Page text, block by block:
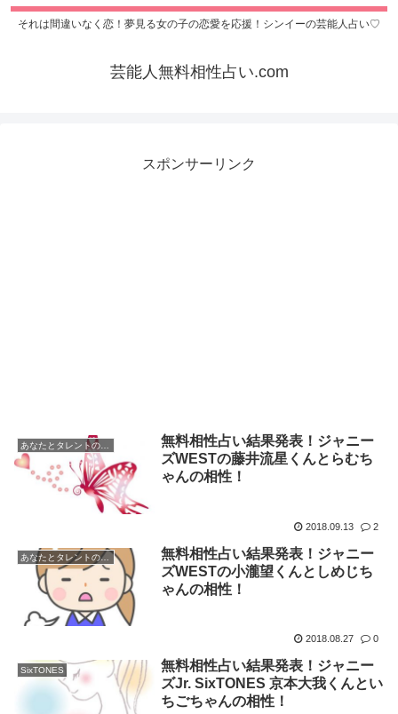
それは間違いなく恋！夢見る女の子の恋愛を応援！シンイーの芸能人占い♡
芸能人無料相性占い.com
スポンサーリンク
あなたとタレントの無料相性占い発表！
無料相性占い結果発表！ジャニー
ズWESTの藤井流星くんとらむち
ゃんの相性！
2018.09.13 2
あなたとタレントの無料相性占い発表！
無料相性占い結果発表！ジャニー
ズWESTの小瀧望くんとしめじち
ゃんの相性！
2018.08.27 0
SixTONES
無料相性占い結果発表！ジャニー
ズJr. SixTONES 京本大我くんとい
ちごちゃんの相性！